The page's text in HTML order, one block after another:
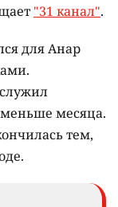
"31 канал".
для Анар
месяца.
тем,